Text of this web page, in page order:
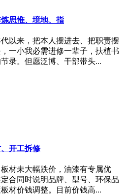
思惟、境地、指
以来，把本人摆进去、把职责摆
一小我必需进修一辈子，扶植书
录。但愿泛博、干部带头...
开工拆修
材未大幅跌价，油漆有专属优
合同时说明品牌、型号、环保品
材价钱调整。目前价钱高...